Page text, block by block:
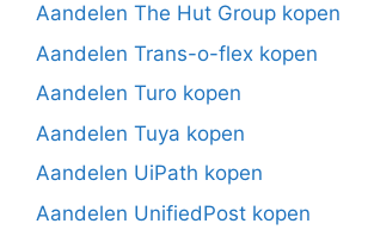
Aandelen The Hut Group kopen
Aandelen Trans-o-flex kopen
Aandelen Turo kopen
Aandelen Tuya kopen
Aandelen UiPath kopen
Aandelen UnifiedPost kopen